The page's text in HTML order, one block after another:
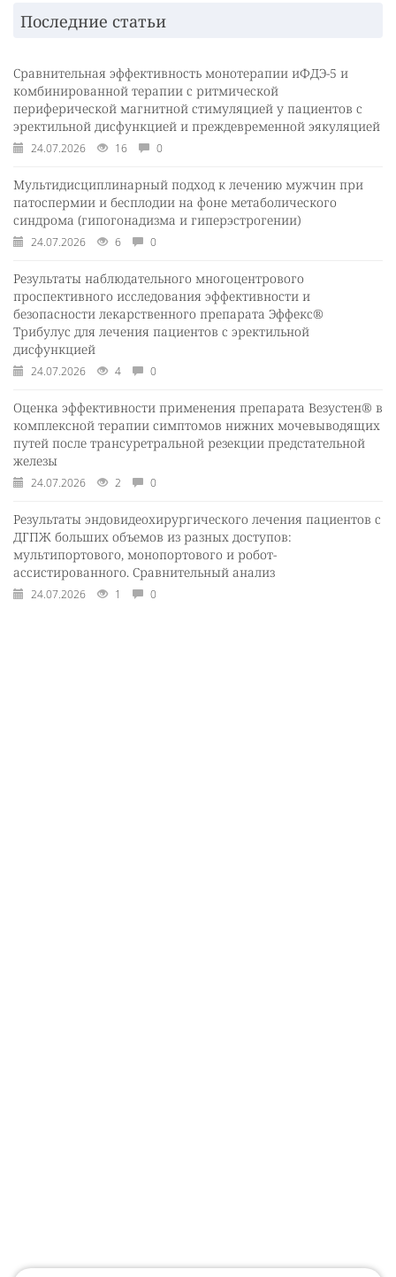
Последние статьи
Сравнительная эффективность монотерапии иФДЭ-5 и
комбинированной терапии с ритмической
периферической магнитной стимуляцией у пациентов с
эректильной дисфункцией и преждевременной эякуляцией
24.07.2026 16 0
Мультидисциплинарный подход к лечению мужчин при
патоспермии и бесплодии на фоне метаболического
синдрома (гипогонадизма и гиперэстрогении)
24.07.2026 6 0
Результаты наблюдательного многоцентрового
проспективного исследования эффективности и
безопасности лекарственного препарата Эффекс®
Трибулус для лечения пациентов с эректильной
дисфункцией
24.07.2026 4 0
Оценка эффективности применения препарата Везустен® в
комплексной терапии симптомов нижних мочевыводящих
путей после трансуретральной резекции предстательной
железы
24.07.2026 2 0
Результаты эндовидеохирургического лечения пациентов с
ДГПЖ больших объемов из разных доступов:
мультипортового, монопортового и робот-
ассистированного. Сравнительный анализ
24.07.2026 1 0